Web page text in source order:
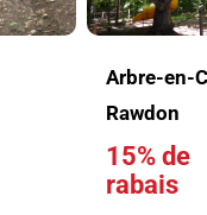
Arbre-en-
Rawdon
15% de
rabais